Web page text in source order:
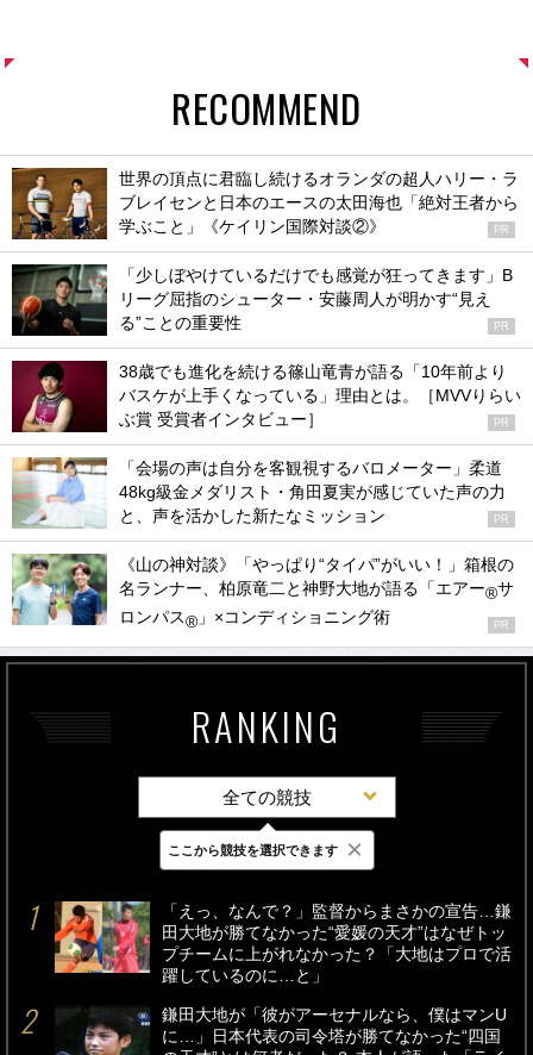
RECOMMEND
世界の頂点に君臨し続けるオランダの超人ハリー・ラ
ブレイセンと日本のエースの太田海也「絶対王者から
学ぶこと」《ケイリン国際対談②》
PR
「少しぼやけているだけでも感覚が狂ってきます」B
リーグ屈指のシューター・安藤周人が明かす“見え
る”ことの重要性
PR
38歳でも進化を続ける篠山竜青が語る「10年前より
バスケが上手くなっている」理由とは。［MVVりらい
ぶ賞 受賞者インタビュー］
PR
「会場の声は自分を客観視するバロメーター」柔道
48kg級金メダリスト・角田夏実が感じていた声の力
と、声を活かした新たなミッション
PR
《山の神対談》「やっぱり“タイパ”がいい！」箱根の
名ランナー、柏原竜二と神野大地が語る「エアー®サ
ロンパス® 」×コンディショニング術 PR
RANKING
全ての競技
最新 24時間 週間
「えっ、なんで？」監督からまさかの宣告…鎌
田大地が勝てなかった“愛媛の天才”はなぜトッ
プチームに上がれなかった？「大地はプロで活
躍しているのに…と」
鎌田大地が「彼がアーセナルなら、僕はマンU
に…」日本代表の司令塔が勝てなかった“四国
ここから競技を選択できます ×